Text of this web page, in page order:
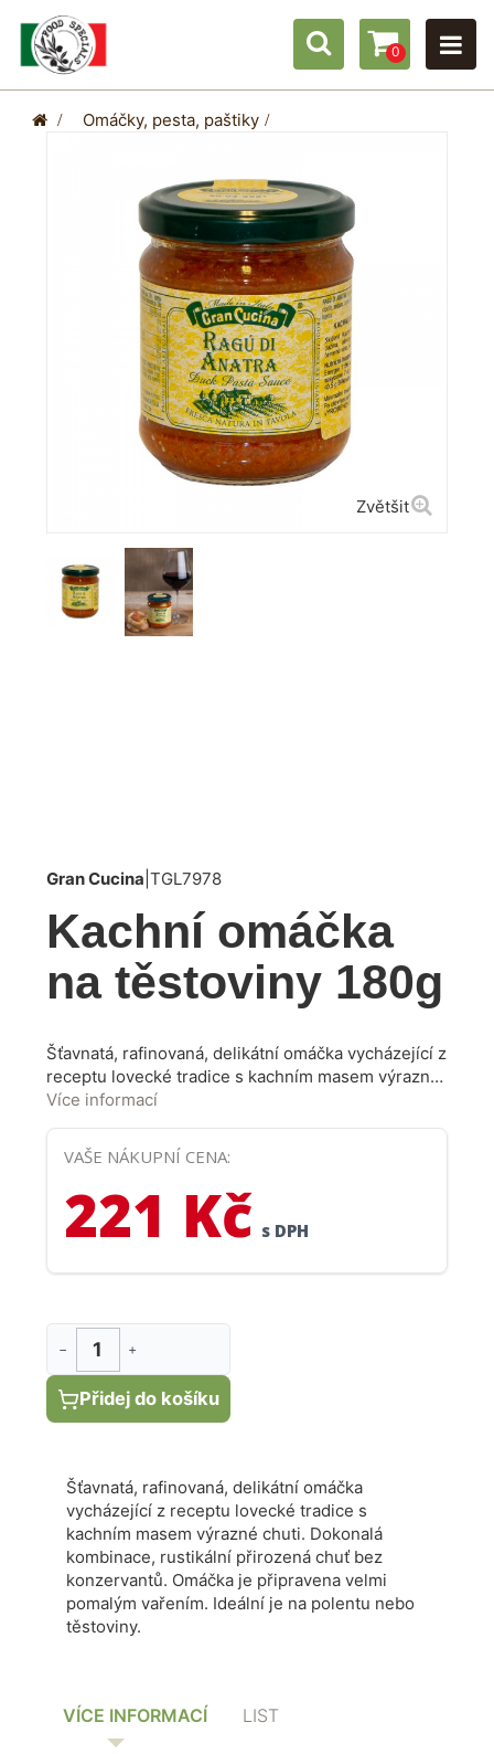
0
> Omáčky, pesta, paštiky >
Zvětšit
Gran Cucina TGL7978
Kachní omáčka
na těstoviny 180g
Šťavnatá, rafinovaná, delikátní omáčka vycházející z
receptu lovecké tradice s kachním masem výrazné
chuti. Dokonalá kombinace, rustikální přirozená
chuť bez konzervantů. Omáčka je připravena velmi
pomalým vařením. Ideální je na polentu nebo
těstoviny.
Více informací
VAŠE NÁKUPNÍ CENA:
221 Kč s DPH
− +
Přidej do košíku
Šťavnatá, rafinovaná, delikátní omáčka
vycházející z receptu lovecké tradice s
kachním masem výrazné chuti. Dokonalá
kombinace, rustikální přirozená chuť bez
konzervantů. Omáčka je připravena velmi
pomalým vařením. Ideální je na polentu nebo
těstoviny.
VÍCE INFORMACÍ LIST